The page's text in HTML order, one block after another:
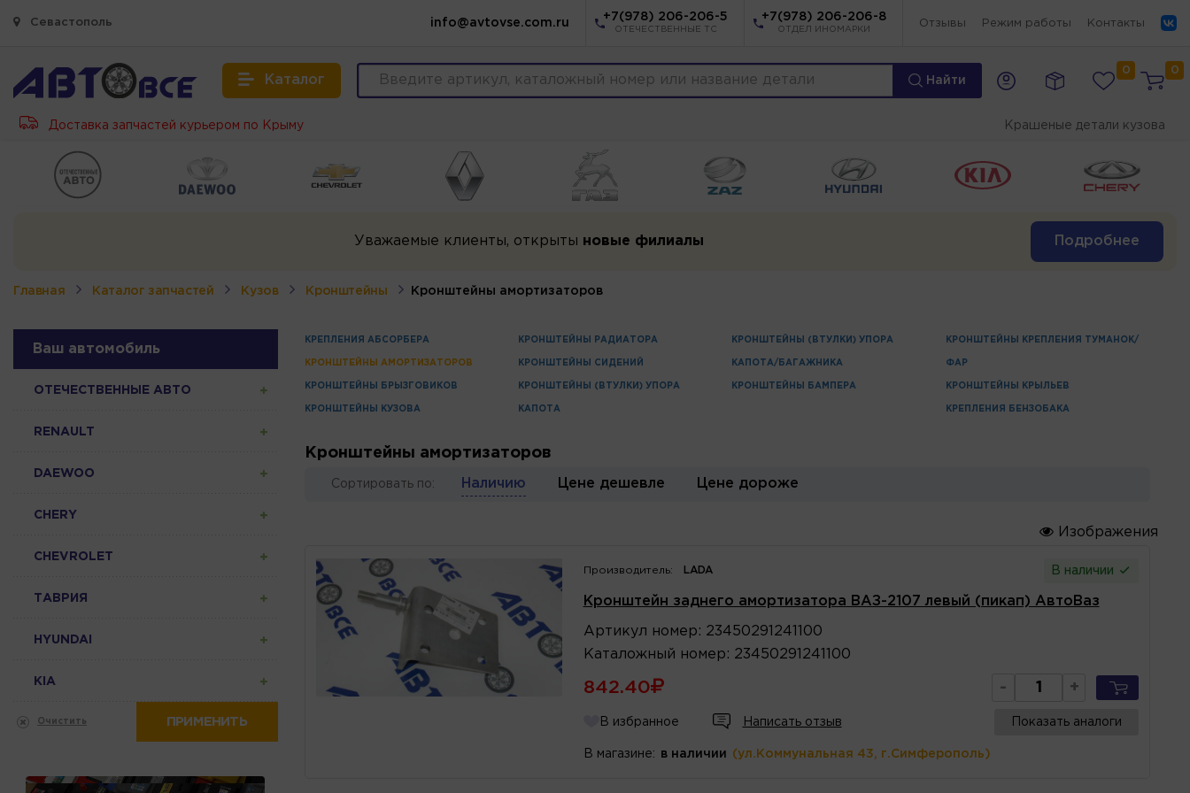
Севастополь info@avtovse.com.ru
+7(978) 206-206-5
ОТЕЧЕСТВЕННЫЕ ТС
+7(978) 206-206-8
ОТДЕЛ ИНОМАРКИ
Отзывы Режим работы Контакты
Каталог Найти
0 0
Доставка запчастей курьером по Крыму Крашеные детали кузова
Уважаемые клиенты, открыты новые филиалы Подробнее
Главная Каталог запчастей Кузов Кронштейны Кронштейны амортизаторов
Ваш автомобиль
ОТЕЧЕСТВЕННЫЕ АВТО
RENAULT
DAEWOO
CHERY
CHEVROLET
ТАВРИЯ
HYUNDAI
KIA
Очистить ПРИМЕНИТЬ
КРЕПЛЕНИЯ АБСОРБЕРА
КРОНШТЕЙНЫ АМОРТИЗАТОРОВ
КРОНШТЕЙНЫ БРЫЗГОВИКОВ
КРОНШТЕЙНЫ КУЗОВА
КРОНШТЕЙНЫ РАДИАТОРА
КРОНШТЕЙНЫ СИДЕНИЙ
КРОНШТЕЙНЫ (ВТУЛКИ) УПОРА
КАПОТА
КРОНШТЕЙНЫ (ВТУЛКИ) УПОРА
КАПОТА/БАГАЖНИКА
КРОНШТЕЙНЫ БАМПЕРА
КРОНШТЕЙНЫ КРЕПЛЕНИЯ ТУМАНОК/
ФАР
КРОНШТЕЙНЫ КРЫЛЬЕВ
КРЕПЛЕНИЯ БЕНЗОБАКА
Кронштейны амортизаторов
Сортировать по: Наличию Цене дешевле Цене дороже
Изображения
Производитель: LADA В наличии
Кронштейн заднего амортизатора ВАЗ-2107 левый (пикап) АвтоВаз
Артикул номер : 23450291241100
Каталожный номер : 23450291241100
842.40 - +
В избранное Написать отзыв Показать аналоги
В магазине: в наличии (ул.Коммунальная 43, г.Симферополь)